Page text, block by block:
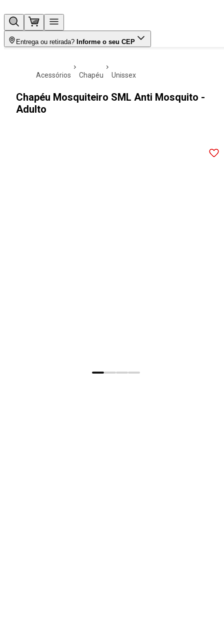
Entrega ou retirada? Informe o seu CEP
acessórios chapéu unissex
Chapéu Mosquiteiro SML Anti Mosquito -
Adulto